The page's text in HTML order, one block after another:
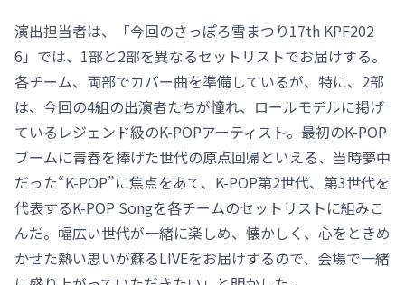
演出担当者は、「今回のさっぽろ雪まつり17th KPF202
6」では、1部と2部を異なるセットリストでお届けする。
各チーム、両部でカバー曲を準備しているが、特に、2部
は、今回の4組の出演者たちが憧れ、ロールモデルに掲げ
ているレジェンド級のK-POPアーティスト。最初のK-POP
ブームに青春を捧げた世代の原点回帰といえる、当時夢中
だった“K-POP”に焦点をあて、K-POP第2世代、第3世代を
代表するK-POP Songを各チームのセットリストに組みこ
んだ。幅広い世代が一緒に楽しめ、懐かしく、心をときめ
かせた熱い思いが蘇るLIVEをお届けするので、会場で一緒